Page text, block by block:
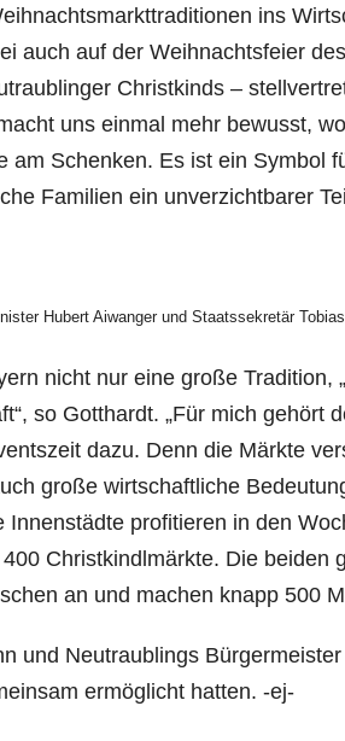
ins
auch auf der Weihnachtsfeier
Christkinds –
uns einmal mehr bewusst,
am Schenken. Es ist ein Symbol
Familien ein unverzichtbarer
Hubert Aiwanger und Staatssekretär
nicht nur eine große Tradition,
so Gotthardt. „Für mich gehört
dazu. Denn die Märkte
große wirtschaftliche
profitieren in den
Christkindlmärkte. Die beiden
an und machen knapp 500
und Neutraublings
ermöglicht hatten. -ej-